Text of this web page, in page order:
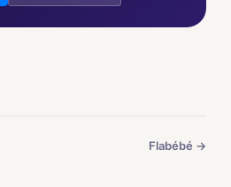
Flabébé →